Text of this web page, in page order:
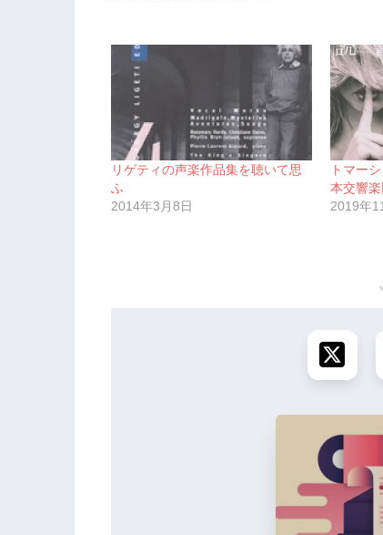
リゲティの声楽作品集を聴いて思
ふ
2014年3月8日
トマー
本交響
2019年